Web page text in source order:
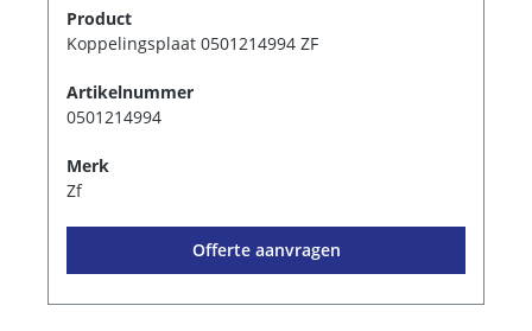
Product
Koppelingsplaat 0501214994 ZF
Artikelnummer
0501214994
Merk
Zf
Offerte aanvragen